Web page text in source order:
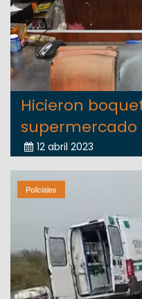
Hicieron
supermercado
12 abril 2023
Policiales